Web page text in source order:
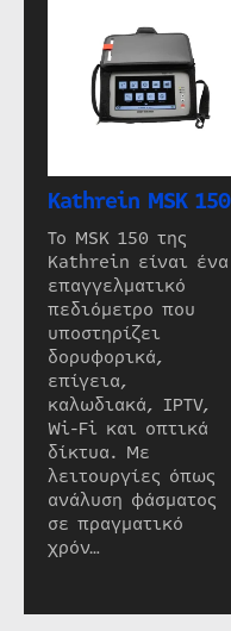
Kathrein MSK 150
Το MSK 150 της
Kathrein είναι ένα
επαγγελματικό
πεδιόμετρο που
υποστηρίζει
δορυφορικά,
επίγεια,
καλωδιακά, IPTV,
Wi-Fi και οπτικά
δίκτυα. Με
λειτουργίες όπως
ανάλυση φάσματος
σε πραγματικό
χρόν…